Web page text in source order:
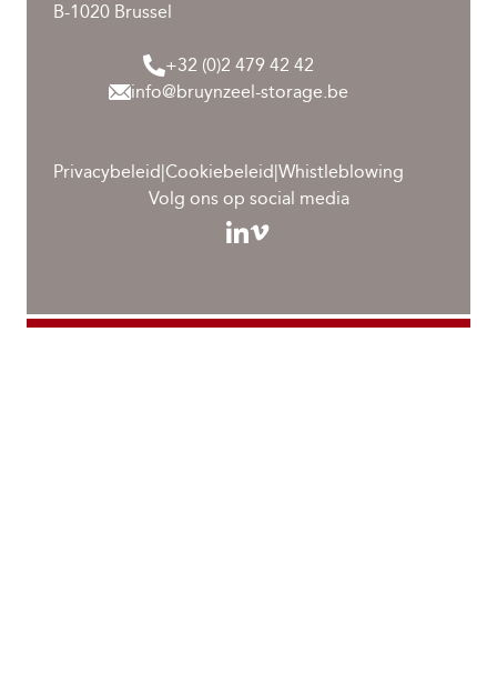
B-1020 Brussel
+32 (0)2 479 42 42
info@bruynzeel-storage.be
Privacybeleid|Cookiebeleid|Whistleblowing
Volg ons op social media